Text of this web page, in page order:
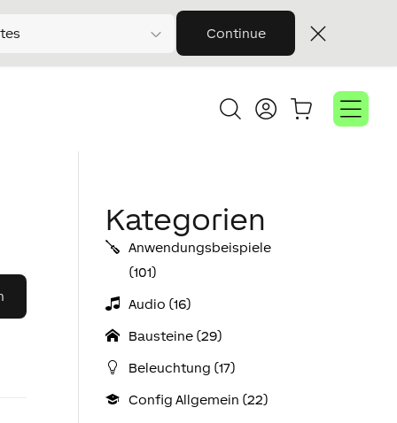
Continue
Kategorien
Anwendungs­­­beispiele
(101)
Audio (16)
Bausteine (29)
Beleuchtung (17)
Config Allgemein (22)